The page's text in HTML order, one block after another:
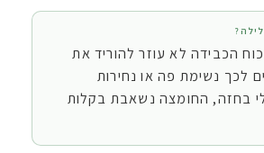
הכבידה לא עוזר להוריד את
לכך נשימת פה או נחירות
בחזה, החומצה נשאבת בקלות